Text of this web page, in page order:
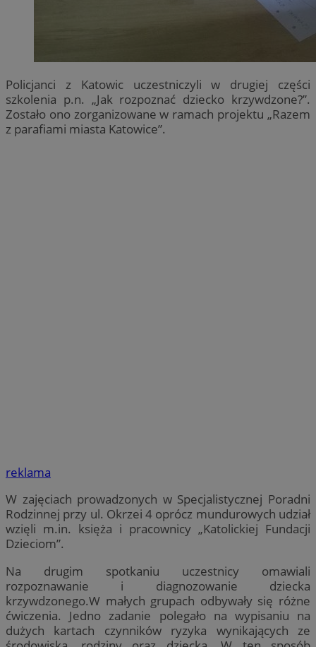
Policjanci z Katowic uczestniczyli w drugiej części
szkolenia p.n. „Jak rozpoznać dziecko krzywdzone?”.
Zostało ono zorganizowane w ramach projektu „Razem
z parafiami miasta Katowice”.
reklama
W zajęciach prowadzonych w Specjalistycznej Poradni
Rodzinnej przy ul. Okrzei 4 oprócz mundurowych udział
wzięli m.in. księża i pracownicy „Katolickiej Fundacji
Dzieciom”.
Na drugim spotkaniu uczestnicy omawiali
rozpoznawanie i diagnozowanie dziecka
krzywdzonego.W małych grupach odbywały się różne
ćwiczenia. Jedno zadanie polegało na wypisaniu na
dużych kartach czynników ryzyka wynikających ze